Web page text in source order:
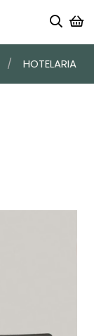
HOTELARIA